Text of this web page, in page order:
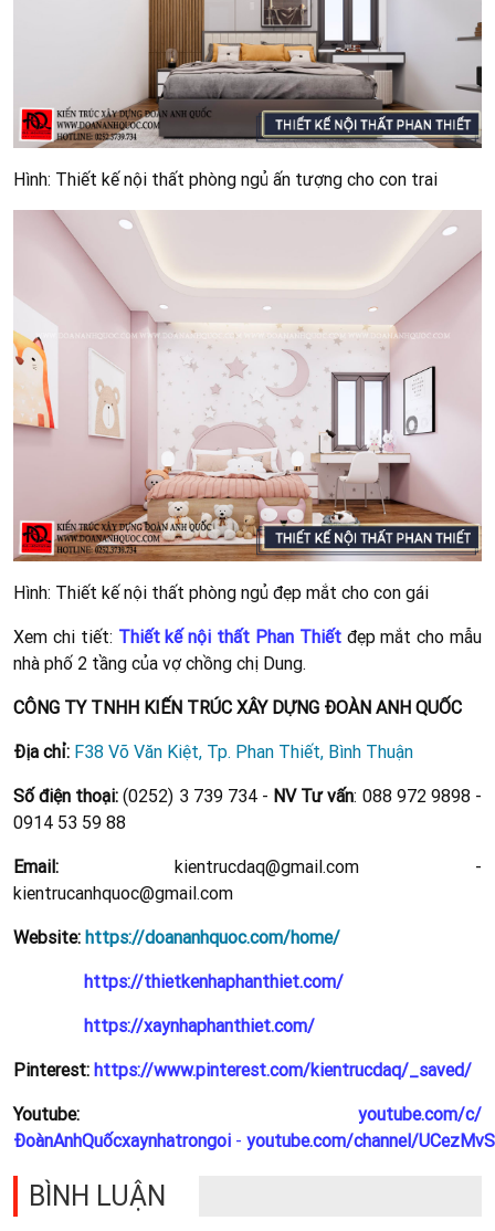
Hình: Thiết kế nội thất phòng ngủ ấn tượng cho con trai
Hình: Thiết kế nội thất phòng ngủ đẹp mắt cho con gái
Xem chi tiết: Thiết kế nội thất Phan Thiết đẹp mắt cho mẫu
nhà phố 2 tầng của vợ chồng chị Dung.
CÔNG TY TNHH KIẾN TRÚC XÂY DỰNG ĐOÀN ANH QUỐC
Địa chỉ: F38 Võ Văn Kiệt, Tp. Phan Thiết, Bình Thuận
Số điện thoại: (0252) 3 739 734 - NV Tư vấn: 088 972 9898 -
0914 53 59 88
Email: kientrucdaq@gmail.com -
kientrucanhquoc@gmail.com
Website: https://doananhquoc.com/home/
https://thietkenhaphanthiet.com/
https://xaynhaphanthiet.com/
Pinterest: https://www.pinterest.com/kientrucdaq/_saved/
Youtube: youtube.com/c/
ĐoànAnhQuốcxaynhatrongoi - youtube.com/channel/
BÌNH LUẬN